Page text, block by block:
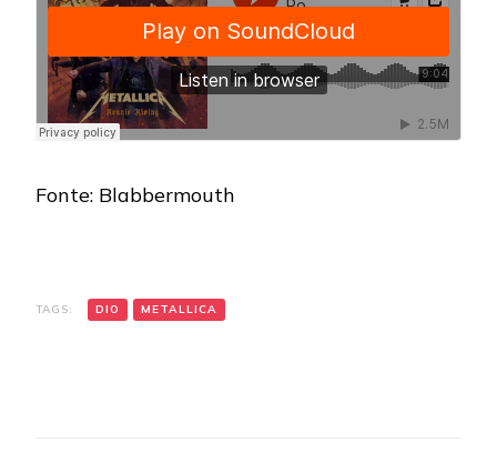
Fonte: Blabbermouth
TAGS: DIO METALLICA